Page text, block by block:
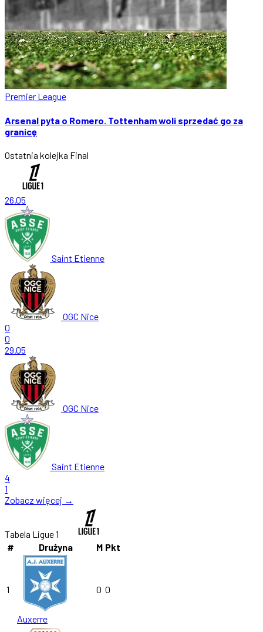
Premier League
Arsenal pyta o Romero. Tottenham woli sprzedać go za
granicę
Ostatnia kolejka Final
26.05
Saint Etienne
OGC Nice
0
0
29.05
OGC Nice
Saint Etienne
4
1
Zobacz więcej →
Tabela Ligue 1
#
Drużyna M Pkt
1
Auxerre
0 0